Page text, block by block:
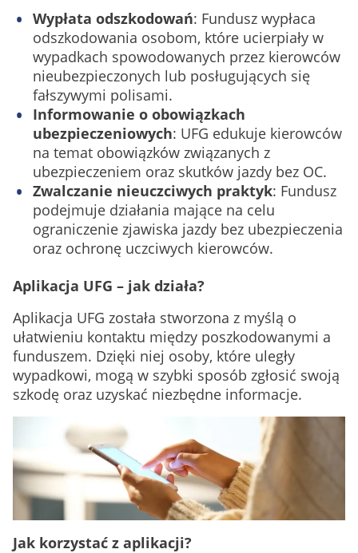
Wypłata odszkodowań: Fundusz wypłaca
odszkodowania osobom, które ucierpiały w
wypadkach spowodowanych przez kierowców
nieubezpieczonych lub posługujących się
fałszywymi polisami.
Informowanie o obowiązkach
ubezpieczeniowych: UFG edukuje kierowców
na temat obowiązków związanych z
ubezpieczeniem oraz skutków jazdy bez OC.
Zwalczanie nieuczciwych praktyk: Fundusz
podejmuje działania mające na celu
ograniczenie zjawiska jazdy bez ubezpieczenia
oraz ochronę uczciwych kierowców.
Aplikacja UFG – jak działa?
Aplikacja UFG została stworzona z myślą o
ułatwieniu kontaktu między poszkodowanymi a
funduszem. Dzięki niej osoby, które uległy
wypadkowi, mogą w szybki sposób zgłosić swoją
szkodę oraz uzyskać niezbędne informacje.
Jak korzystać z aplikacji?